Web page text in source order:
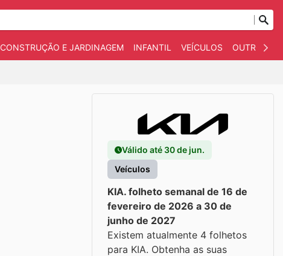
CONSTRUÇÃO E JARDINAGEM INFANTIL VEÍCULOS OUTROS
Válido até 30 de jun.
Veículos
KIA. folheto semanal de 16 de
fevereiro de 2026 a 30 de
junho de 2027
Existem atualmente 4 folhetos
para KIA. Obtenha as suas